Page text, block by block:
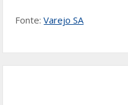
Fonte:Varejo SA